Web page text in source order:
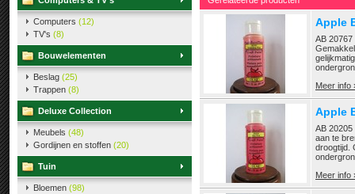
Computers (12)
TV's (8)
Bouwelementen
Beslag (25)
Trappen (8)
Deluxe Collection
Meubels (48)
Gordijnen en stoffen (20)
Tuin
Bloemen (98)
Apple
AB 20767
Meer info
Apple
AB
aan te
droogtijd.
Meer info